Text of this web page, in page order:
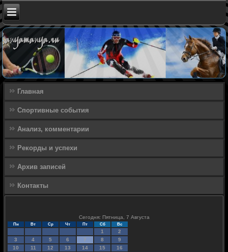
Главная
Спортивные события
Анализ, комментарии
Рекорды и успехи
Архив записей
Контакты
Сегодня: Пятница, 7 Августа
Пн Вт Ср Чт Пт Сб Вс
1
2
3
4 5 6 7 8
9
10
11 12 13 14 15
16